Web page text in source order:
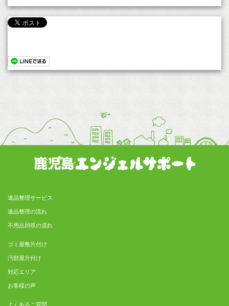
遺品整理サービス
遺品整理の流れ
不用品回収の流れ
ゴミ屋敷片付け
汚部屋片付け
対応エリア
お客様の声
よくあるご質問